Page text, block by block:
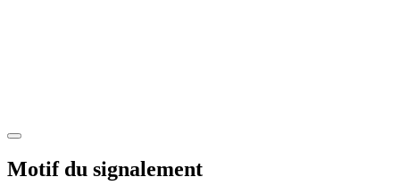
Motif du signalement